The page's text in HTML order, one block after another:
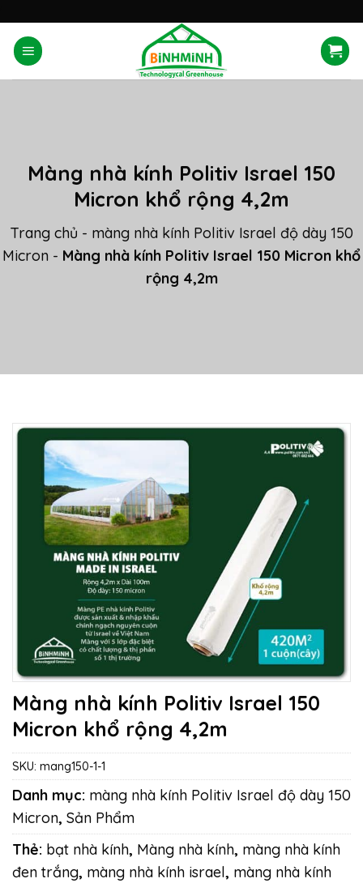
content
Màng nhà kính Politiv Israel 150
Micron khổ rộng 4,2m
Trang chủ - màng nhà kính Politiv Israel độ dày 150
Micron - Màng nhà kính Politiv Israel 150 Micron khổ
rộng 4,2m
Màng nhà kính Politiv Israel 150
Micron khổ rộng 4,2m
SKU: mang150-1-1
Danh mục: màng nhà kính Politiv Israel độ dày 150
Micron, Sản Phẩm
Thẻ: bạt nhà kính, Màng nhà kính, màng nhà kính
đen trắng, màng nhà kính israel, màng nhà kính